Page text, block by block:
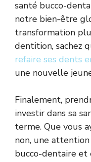
santé bucco-
notre bien-être
transformation
dentition, sachez
refaire ses dents
une nouvelle
Finalement,
investir dans sa
terme. Que vous
non, une
bucco-dentaire et